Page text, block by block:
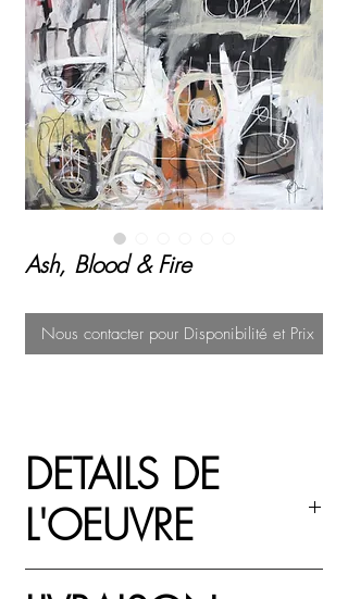
Ash, Blood & Fire
Nous contacter pour Disponibilité et Prix
DETAILS DE
L'OEUVRE